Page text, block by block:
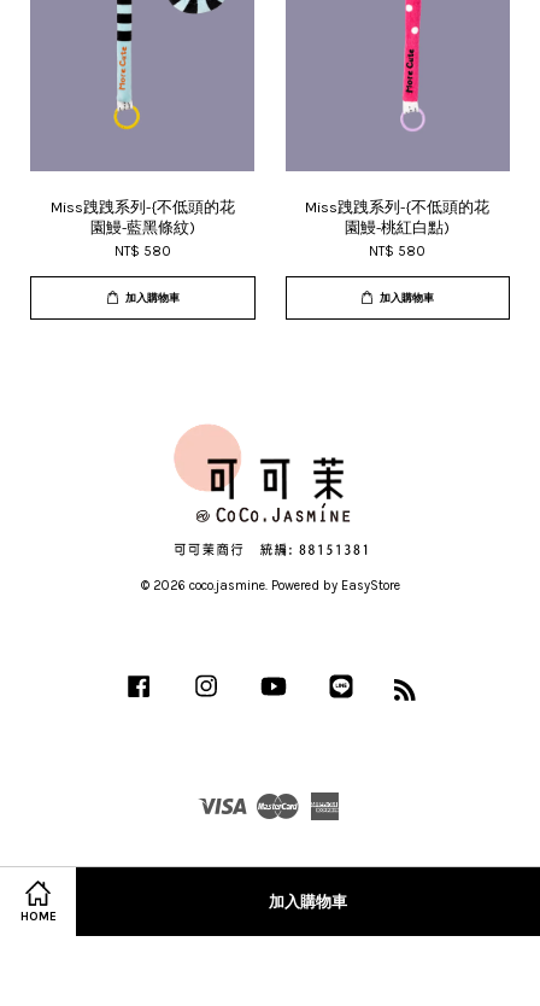
HOME
加入購物車
Miss跩跩系列-{不低頭的花
園鰻-藍黑條紋)
NT$ 580
加入購物車
Miss跩跩系列-{不低頭的花
園鰻-桃紅白點)
NT$ 580
加入購物車
© 2026 coco.jasmine. Powered by EasyStore
Facebook Instagram YouTube
Visa Master